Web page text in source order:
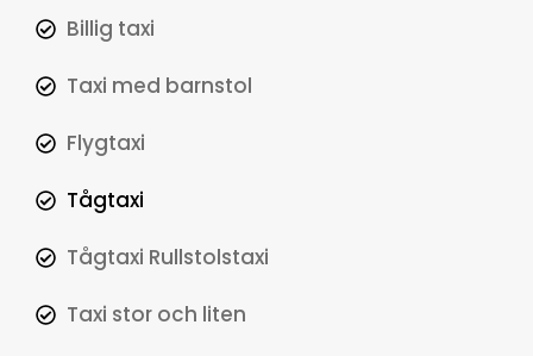
Billig taxi
Taxi med barnstol
Flygtaxi
Tågtaxi
Tågtaxi Rullstolstaxi
Taxi stor och liten